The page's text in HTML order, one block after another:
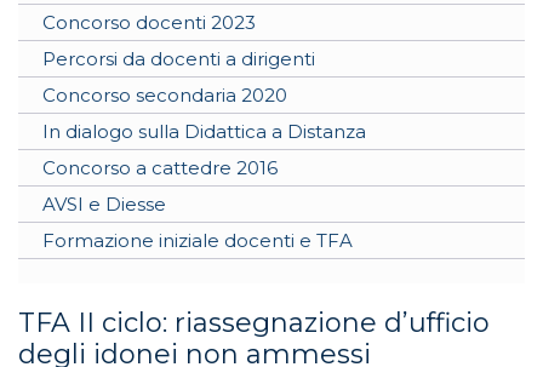
Concorso docenti 2023
Percorsi da docenti a dirigenti
Concorso secondaria 2020
In dialogo sulla Didattica a Distanza
Concorso a cattedre 2016
AVSI e Diesse
Formazione iniziale docenti e TFA
TFA II ciclo: riassegnazione d’ufficio
degli idonei non ammessi